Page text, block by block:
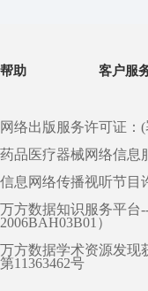
帮助 客户服
网络出版服务许可证：
药品医疗器械网络信息
信息网络传播视听节目
万方数据知识服务平台
2006BAH03B01）
万方数据学术资源发现
第11363462号